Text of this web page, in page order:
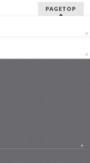
PAGETOP